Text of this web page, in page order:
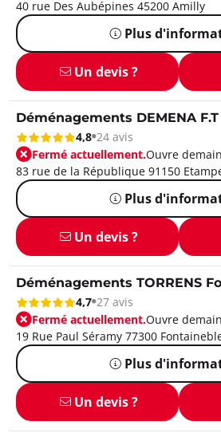
40 rue Des Aubépines 45200 Amilly
Plus
Un devis ?
Déménagements DEMENA
4,8 24 avis
Fermé actuellement.Ouvre
83 rue de la République 91150
Plus
Un devis ?
Déménagements TORRENS
4,7 27 avis
Fermé actuellement.Ouvre
19 Rue Paul Séramy 77300
Plus
Un devis ?